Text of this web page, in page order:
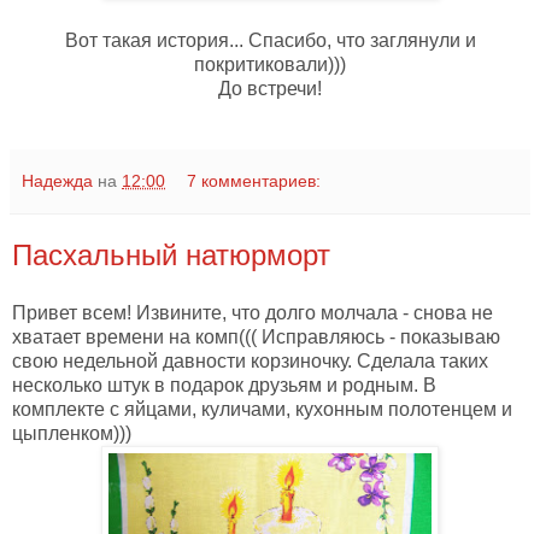
Вот такая история... Спасибо, что заглянули и
покритиковали)))
До встречи!
Надежда на 12:00 7 комментариев:
Пасхальный натюрморт
Привет всем! Извините, что долго молчала - снова не
хватает времени на комп((( Исправляюсь - показываю
свою недельной давности корзиночку. Сделала таких
несколько штук в подарок друзьям и родным. В
комплекте с яйцами, куличами, кухонным полотенцем и
цыпленком)))